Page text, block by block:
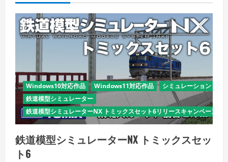
Windows10対応作品 Windows11対応作品
シミュレーション
鉄道模型シミュレーター
鉄道模型シミュレーターNX トミックスセット6リリースキャンペーン
鉄道模型シミュレーターNX トミックスセッ
ト6